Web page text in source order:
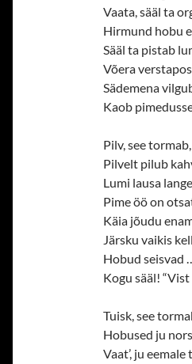
Vaata, sääl ta
Hirmund hobu
Sääl ta pistab
Võera
Sädemena
Kaob
Pilv, see
Pilvelt pilub
Lumi lausa
Pime öö on
Käia jõudu
Järsku vaikis
Hobud seisvad
Kogu sääl! “Vist
Tuisk, see
Hobused ju
Vaat’, ju eemale